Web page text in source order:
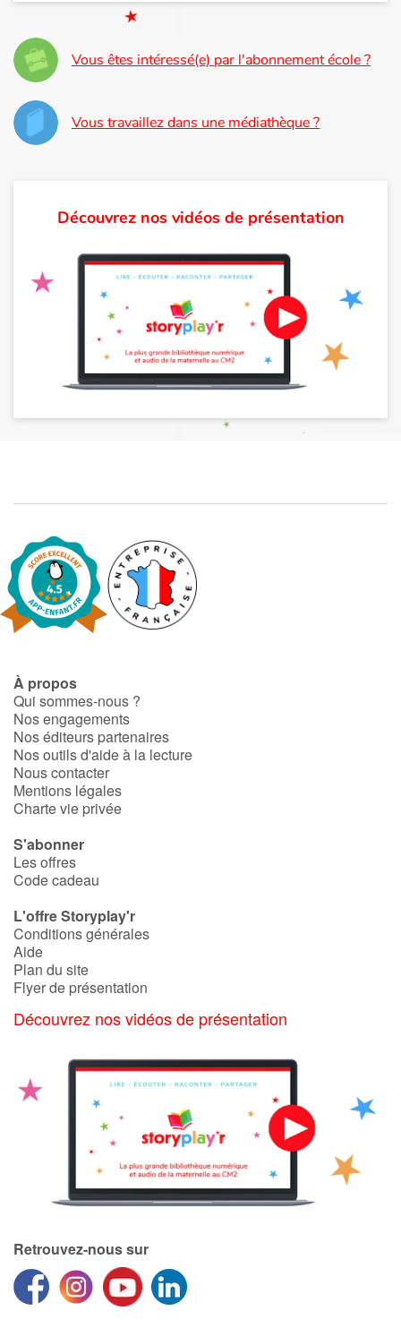
Dyslexie, troubles de la lecture
Nos listes de lecture
Coups de coeur
Vous êtes intéressé(e) par l'abonnement école ?
Vous travaillez dans une médiathèque ?
Découvrez nos vidéos de présentation
À propos
Qui sommes-nous ?
Nos engagements
Nos éditeurs partenaires
Nos outils d'aide à la lecture
Nous contacter
Mentions légales
Charte vie privée
S'abonner
Les offres
Code cadeau
L'offre Storyplay'r
Conditions générales
Aide
Plan du site
Flyer de présentation
Découvrez nos vidéos de présentation
Retrouvez-nous sur